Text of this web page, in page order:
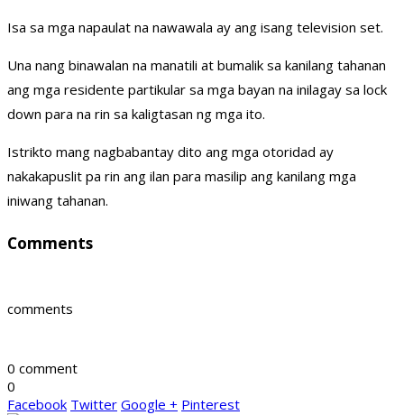
Isa sa mga napaulat na nawawala ay ang isang television set.
Una nang binawalan na manatili at bumalik sa kanilang tahanan
ang mga residente partikular sa mga bayan na inilagay sa lock
down para na rin sa kaligtasan ng mga ito.
Istrikto mang nagbabantay dito ang mga otoridad ay
nakakapuslit pa rin ang ilan para masilip ang kanilang mga
iniwang tahanan.
Comments
comments
0 comment
0
Facebook Twitter Google + Pinterest